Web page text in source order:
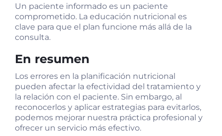
Un paciente informado es un paciente
comprometido. La educación nutricional es
clave para que el plan funcione más allá de la
consulta.
En resumen
Los errores en la planificación nutricional
pueden afectar la efectividad del tratamiento y
la relación con el paciente. Sin embargo, al
reconocerlos y aplicar estrategias para evitarlos,
podemos mejorar nuestra práctica profesional y
ofrecer un servicio más efectivo.